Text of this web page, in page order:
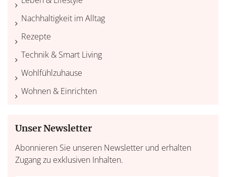
Nachhaltigkeit im Alltag
Rezepte
Technik & Smart Living
Wohlfühlzuhause
Wohnen & Einrichten
Unser Newsletter
Abonnieren Sie unseren Newsletter und erhalten
Zugang zu exklusiven Inhalten.